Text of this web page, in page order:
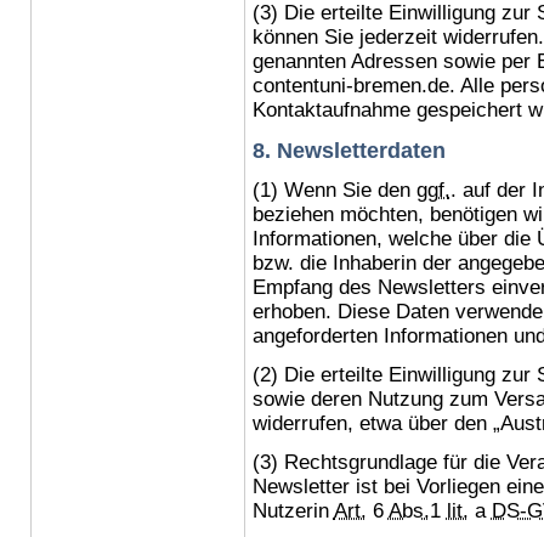
(3) Die erteilte Einwilligung zur
können Sie jederzeit
genannten Adressen sowie per
contentuni-bremen.de. Alle
Kontaktaufnahme gespeichert
8. Newsletterdaten
(1) Wenn Sie den ggf.. auf der
beziehen möchten, benötigen
Informationen, welche über die
bzw. die Inhaberin der
Empfang des Newsletters
erhoben. Diese Daten
angeforderten Informationen
(2) Die erteilte Einwilligung zur
sowie deren Nutzung zum
widerrufen, etwa über den
(3) Rechtsgrundlage für die
Newsletter ist bei Vorliegen
Nutzerin Art. 6 Abs.1 lit. a DS-